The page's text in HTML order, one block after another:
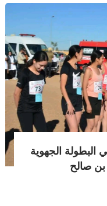
البطولة الجهوية
بن صالح